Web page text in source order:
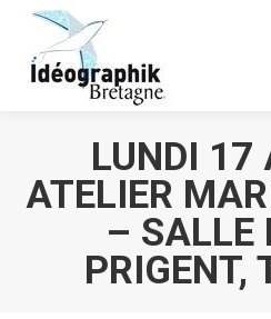
LUNDI 17
ATELIER
– SALLE
PRIGENT,